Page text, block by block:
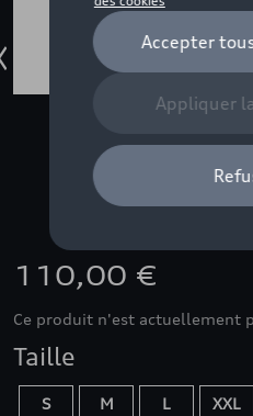
110,00 €
Ce produit n'est actuellement
Taille
S M L XXL